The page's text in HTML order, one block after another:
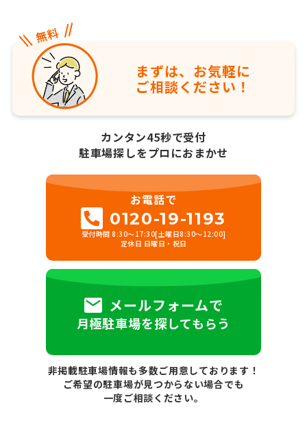
まずは、お気軽に
ご相談ください！
カンタン45秒で受付
駐車場探しをプロにおまかせ
お電話で
0120-19-1193
受付時間 8:30～17:30[土曜日8:30～12:00]
定休日 日曜日・祝日
メールフォームで
月極駐車場を探してもらう
非掲載駐車場情報も多数ご用意しております！
ご希望の駐車場が見つからない場合でも
一度ご相談ください。